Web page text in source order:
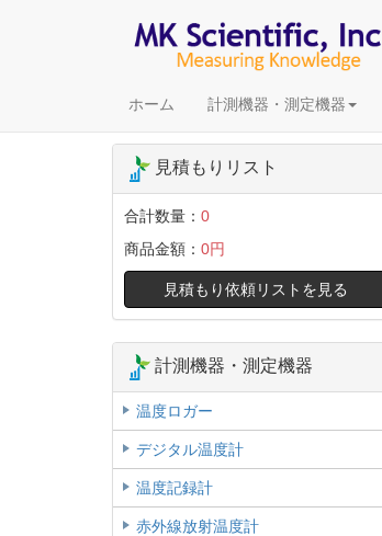
ホーム 計測機器・測定機器
見積もりリスト
合計数量： 0
商品金額： 0円
見積もり依頼リストを見る
計測機器・測定機器
温度ロガー
デジタル温度計
温度記録計
赤外線放射温度計